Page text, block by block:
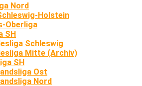
Nord
Holstein
Oberliga
SH
Schleswig
Mitte (Archiv)
SH
Ost
Nord